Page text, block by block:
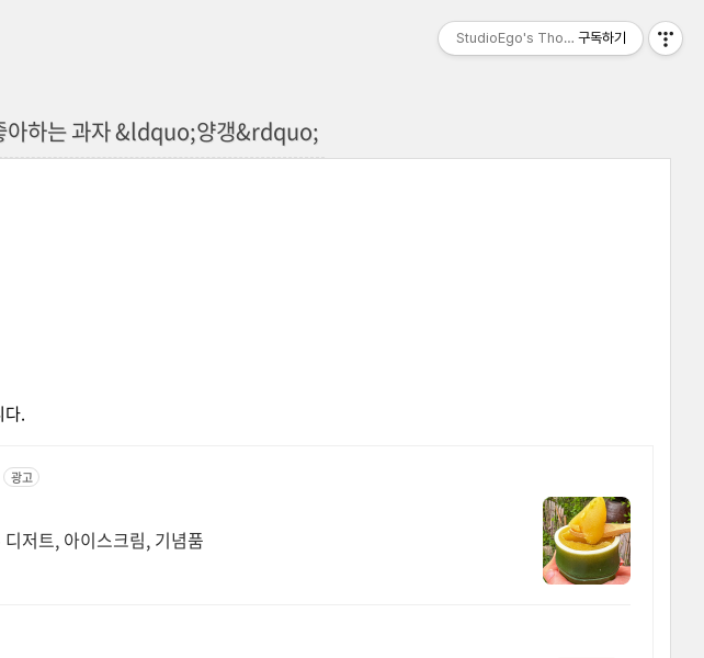
아하는 과자 &ldquo;양갱&rdquo;
.
광고
저트, 아이스크림, 기념품
StudioEgo's Thoughts, seasonⅡ
구독하기